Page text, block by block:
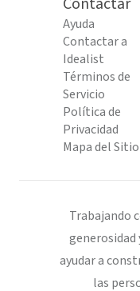
Ayuda
Contactar a
Idealist
Términos de
Servicio
Política de
Privacidad
Mapa del Sitio
Trabajando
ayudar a
las